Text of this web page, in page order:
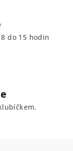
do 15 hodin